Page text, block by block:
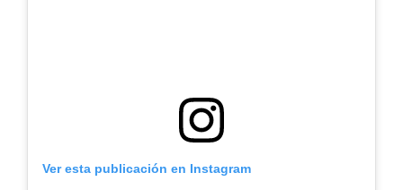
Ver esta publicación en Instagram